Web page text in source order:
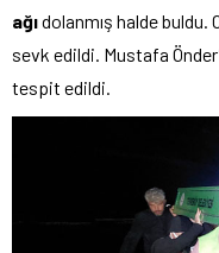
ağıdolanmış halde buldu.
sevk edildi. Mustafa
tespit edildi.